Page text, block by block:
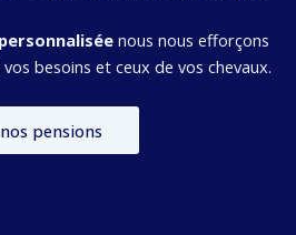
nous nous efforçons
besoins et ceux de vos chevaux.
pensions